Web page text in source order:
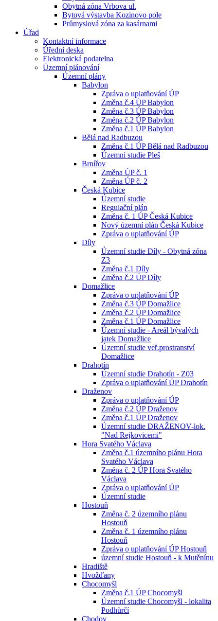
Obytná zóna Vrbova ul.
Bytová výstavba Kozinovo pole
Průmyslová zóna za kasárnami
Úřad
Kontaktní informace
Úřední deska
Elektronická podatelna
Územní plánování
Územní plány
Babylon
Zpráva o uplatňování ÚP
Změna č.4 ÚP Babylon
Změna č.3 ÚP Babylon
Změna č.2 ÚP Babylon
Změna č.1 ÚP Babylon
Bělá nad Radbuzou
Změna č.1 ÚP Bělá nad Radbuzou
Územní studie Pleš
Brnířov
Změna ÚP č. 1
Změna ÚP č. 2
Česká Kubice
Územní studie
Regulační plán
Změna č. 1 ÚP Česká Kubice
Nový územní plán Česká Kubice
Zpráva o uplatňování ÚP
Díly
Územní studie Díly - Obytná zóna
Z3
Změna č.1 Díly
Změna č.2 ÚP Díly
Domažlice
Zpráva o uplatňování ÚP
Změna č.3 ÚP Domažlice
Změna č.2 ÚP Domažlice
Změna č.1 ÚP Domažlice
Územní studie - Areál bývalých
jatek Domažlice
Územní studie veř.prostranství
Domažlice
Drahotín
Územní studie Drahotín - Z03
Zpráva o uplatňování ÚP Drahotín
Draženov
Zpráva o uplatňování ÚP
Změna č.2 ÚP Draženov
Změna č.1 ÚP Draženov
Územní studie DRAŽENOV-lok.
"Nad Rejkovicemi"
Hora Svatého Václava
Změna č.1 územního plánu Hora
Svatého Václava
Změna č. 2 ÚP Hora Svatého
Václava
Zpráva o uplatňování ÚP
Územní studie
Hostouň
Změna č. 2 územního plánu
Hostouň
Změna č. 1 územního plánu
Hostouň
Zpráva o uplatňování ÚP Hostouň
územní studie Hostouň - k Mutěnínu
Hradiště
Hvožďany
Chocomyšl
Změna č.1 ÚP Chocomyšl
Územní studie Chocomyšl - lokalita
Podhůrčí
Chodov